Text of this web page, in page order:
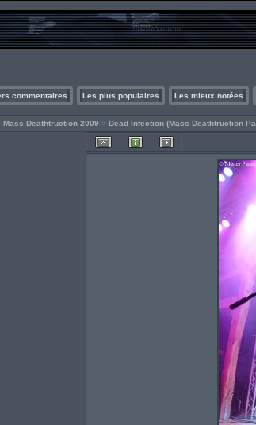
commentaires Les plus populaires Les mieux notées
Mass Deathtruction 2009 > Dead Infection (Mass Deathtruction